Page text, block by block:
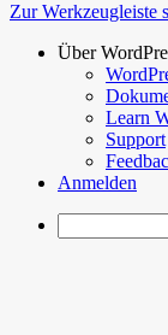
Zur Werkzeugleiste
Über
Learn
Support
Anmelden